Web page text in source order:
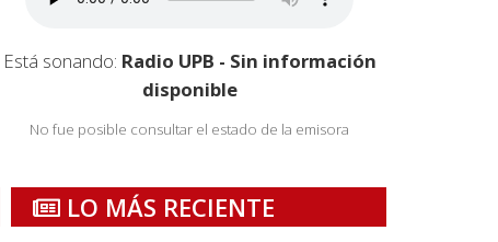
Está sonando: Radio UPB - Sin información
disponible
No fue posible consultar el estado de la emisora
LO MÁS RECIENTE